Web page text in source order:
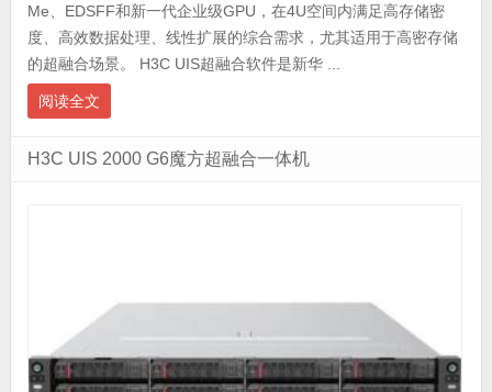
Me、EDSFF和新一代企业级GPU，在4U空间内满足高存储密
度、高效数据处理、线性扩展的综合需求，尤其适用于高密存储
的超融合场景。 H3C UIS超融合软件是新华 ...
阅读全文
H3C UIS 2000 G6魔方超融合一体机